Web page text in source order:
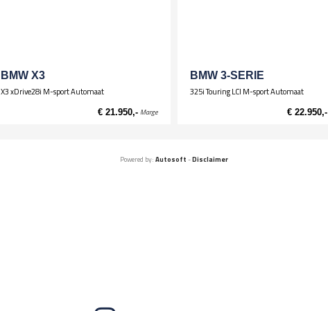
BMW X3
X3 xDrive28i M-sport Automaat
€ 21.950,- Marge
BMW 3-SERIE
325i Touring LCI M-sport Automaat
€ 22.950,-
Powered by: Autosoft -Disclaimer